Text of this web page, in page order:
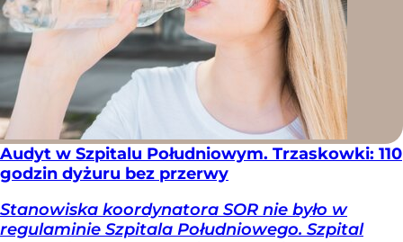
Audyt w Szpitalu Południowym. Trzaskowki: 110
godzin dyżuru bez przerwy
Stanowiska koordynatora SOR nie było w
regulaminie Szpitala Południowego. Szpital